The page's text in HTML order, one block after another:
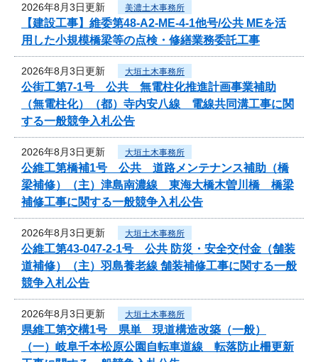
2026年8月3日更新 美濃土木事務所
【建設工事】維委第48-A2-ME-4-1他号/公共 MEを活
用した小規模橋梁等の点検・修繕業務委託工事
2026年8月3日更新 大垣土木事務所
公街工第7-1号 公共 無電柱化推進計画事業補助
（無電柱化）（都）寺内安八線 電線共同溝工事に関
する一般競争入札公告
2026年8月3日更新 大垣土木事務所
公維工第橋補1号 公共 道路メンテナンス補助（橋
梁補修）（主）津島南濃線 東海大橋木曽川橋 橋梁
補修工事に関する一般競争入札公告
2026年8月3日更新 大垣土木事務所
公維工第43-047-2-1号 公共 防災・安全交付金（舗装
道補修）（主）羽島養老線 舗装補修工事に関する一般
競争入札公告
2026年8月3日更新 大垣土木事務所
県維工第交構1号 県単 現道構造改築（一般）
（一）岐阜千本松原公園自転車道線 転落防止柵更新